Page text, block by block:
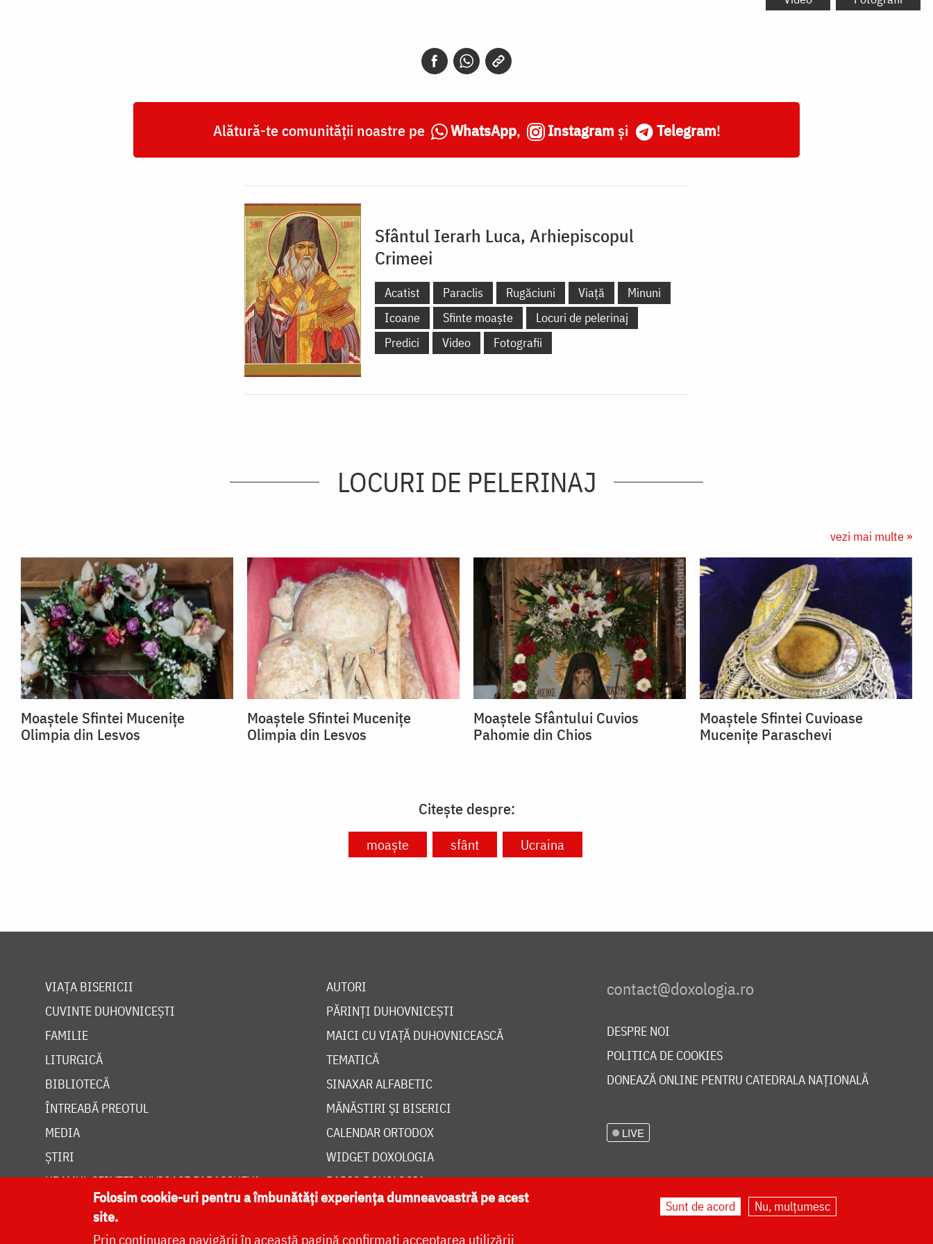
Alătură-te comunității noastre pe WhatsApp, Instagram și Telegram!
Sfântul Ierarh Luca, Arhiepiscopul
Crimeei
Acatist Paraclis Rugăciuni Viață
Minuni
Icoane
Sfinte moaște
Locuri de pelerinaj
Predici
Video Fotografii
LOCURI DE PELERINAJ
vezi mai multe »
Moaștele Sfintei Mucenițe
Olimpia din Lesvos
Moaștele Sfintei Mucenițe
Olimpia din Lesvos
Moaștele Sfântului Cuvios
Pahomie din Chios
Moaștele Sfintei Cuvioase
Mucenițe Paraschevi
Citește despre:
moaște sfânt Ucraina
VIAȚA BISERICII
CUVINTE DUHOVNICEȘTI
FAMILIE
LITURGICĂ
BIBLIOTECĂ
ÎNTREABĂ PREOTUL
MEDIA
ȘTIRI
HRAMUL SFINTEI CUVIOASE PARASCHEVA
AUTORI
PĂRINȚI DUHOVNICEȘTI
MAICI CU VIAȚĂ DUHOVNICEASCĂ
TEMATICĂ
SINAXAR ALFABETIC
MĂNĂSTIRI ȘI BISERICI
CALENDAR ORTODOX
WIDGET DOXOLOGIA
RADIO DOXOLOGIA
DESPRE NOI
POLITICA DE COOKIES
DONEAZĂ ONLINE PENTRU CATEDRALA NAȚIONALĂ
LIVE
Folosim cookie-uri pentru a îmbunătăți experiența dumneavoastră pe acest
site.
Prin continuarea navigării în această pagină confirmați acceptarea utilizării
Sunt de acord Nu, mulțumesc